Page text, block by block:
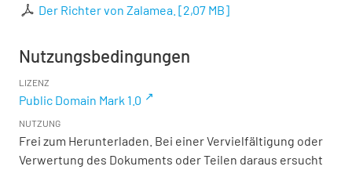
Der Richter von Zalamea. [2,07 MB]
Nutzungsbedingungen
LIZENZ
Public Domain Mark 1.0
NUTZUNG
Frei zum Herunterladen. Bei einer Vervielfältigung oder
Verwertung des Dokuments oder Teilen daraus ersucht